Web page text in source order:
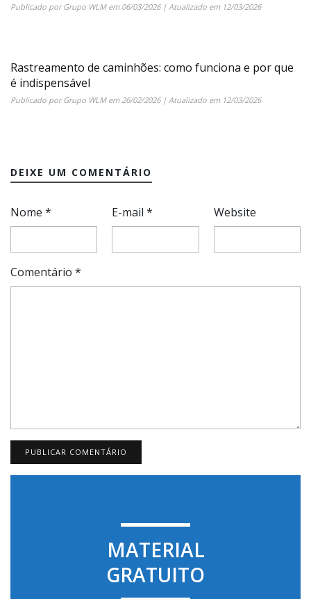
Publicado porGrupo WLMem 06/03/2026| Atualizado em 12/03/2026
Rastreamento de caminhões: como funciona e por que
é indispensável
Publicado porGrupo WLMem 26/02/2026| Atualizado em 12/03/2026
DEIXE UM COMENTÁRIO
Nome * E-mail* Website
Comentário *
MATERIAL
GRATUITO